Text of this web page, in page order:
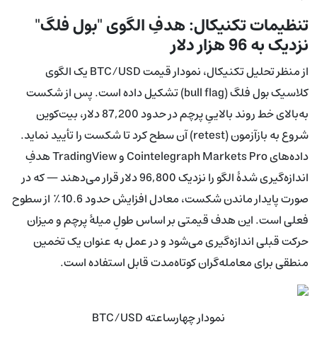
تنظیمات تکنیکال: هدفِ الگوی "بول فلگ"
نزدیک به 96 هزار دلار
از منظر تحلیل تکنیکال، نمودار قیمت BTC/USD یک الگوی
کلاسیک بول فلگ (bull flag) تشکیل داده است. پس از شکست
به‌بالای خط روند بالاییِ پرچم در حدود 87,200 دلار، بیت‌کوین
شروع به بازآزمون (retest) آن سطح کرد تا شکست را تأیید نماید.
داده‌های Cointelegraph Markets Pro و TradingView هدفِ
اندازه‌گیری شدهٔ الگو را نزدیک 96,800 دلار قرار می‌دهند — که در
صورت پایدار ماندن شکست، معادل افزایش حدود 10.6٪ از سطوح
فعلی است. این هدف قیمتی بر اساس طولِ میلهٔ پرچم و میزان
حرکت قبلی اندازه‌گیری می‌شود و در عمل به عنوان یک تخمین
منطقی برای معامله‌گران کوتاه‌مدت قابل استفاده است.
نمودار چهارساعته BTC/USD